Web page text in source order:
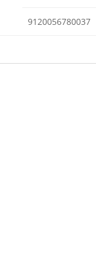
9120056780037